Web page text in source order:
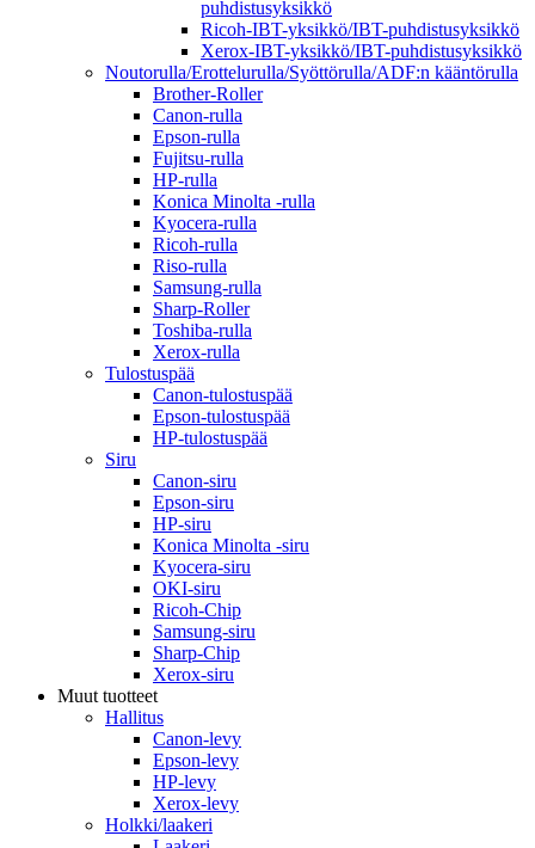
puhdistusyksikkö
Ricoh-IBT-yksikkö/IBT-puhdistusyksikkö
Xerox-IBT-yksikkö/IBT-puhdistusyksikkö
Noutorulla/Erottelurulla/Syöttörulla/ADF:n kääntörulla
Brother-Roller
Canon-rulla
Epson-rulla
Fujitsu-rulla
HP-rulla
Konica Minolta -rulla
Kyocera-rulla
Ricoh-rulla
Riso-rulla
Samsung-rulla
Sharp-Roller
Toshiba-rulla
Xerox-rulla
Tulostuspää
Canon-tulostuspää
Epson-tulostuspää
HP-tulostuspää
Siru
Canon-siru
Epson-siru
HP-siru
Konica Minolta -siru
Kyocera-siru
OKI-siru
Ricoh-Chip
Samsung-siru
Sharp-Chip
Xerox-siru
Muut tuotteet
Hallitus
Canon-levy
Epson-levy
HP-levy
Xerox-levy
Holkki/laakeri